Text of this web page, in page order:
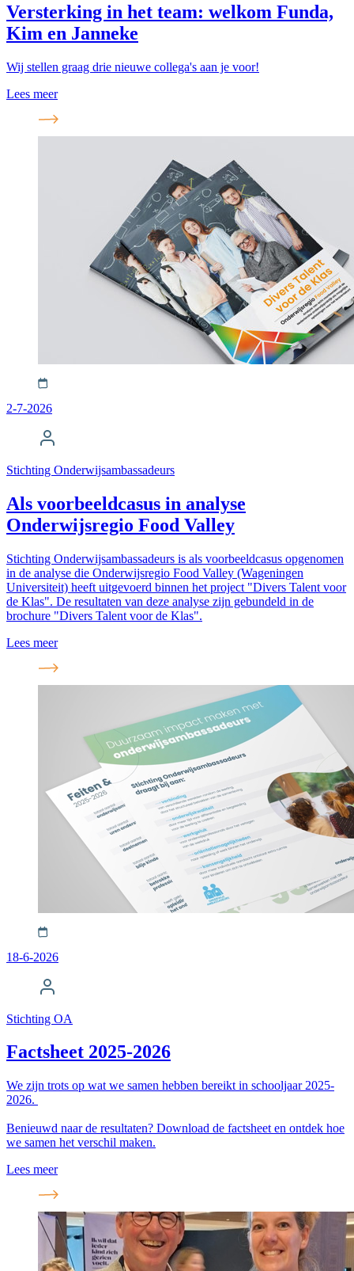
Versterking in het team: welkom Funda,
Kim en Janneke
Wij stellen graag drie nieuwe collega's aan je voor!
Lees meer
2-7-2026
Stichting Onderwijsambassadeurs
Als voorbeeldcasus in analyse
Onderwijsregio Food Valley
Stichting Onderwijsambassadeurs is als voorbeeldcasus opgenomen
in de analyse die Onderwijsregio Food Valley (Wageningen
Universiteit) heeft uitgevoerd binnen het project "Divers Talent voor
de Klas". De resultaten van deze analyse zijn gebundeld in de
brochure "Divers Talent voor de Klas".
Lees meer
18-6-2026
Stichting OA
Factsheet 2025-2026
We zijn trots op wat we samen hebben bereikt in schooljaar 2025-
2026.
Benieuwd naar de resultaten? Download de factsheet en ontdek hoe
we samen het verschil maken.
Lees meer